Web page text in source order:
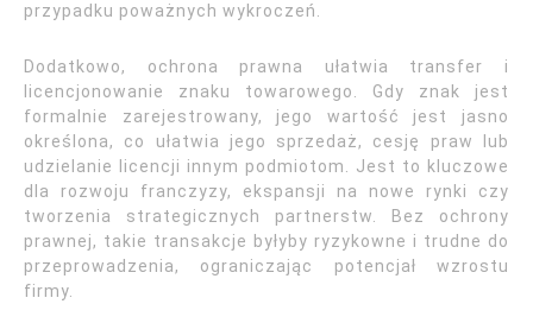
przypadku poważnych wykroczeń.
Dodatkowo, ochrona prawna ułatwia transfer i
licencjonowanie znaku towarowego. Gdy znak jest
formalnie zarejestrowany, jego wartość jest jasno
określona, co ułatwia jego sprzedaż, cesję praw lub
udzielanie licencji innym podmiotom. Jest to kluczowe
dla rozwoju franczyzy, ekspansji na nowe rynki czy
tworzenia strategicznych partnerstw. Bez ochrony
prawnej, takie transakcje byłyby ryzykowne i trudne do
przeprowadzenia, ograniczając potencjał wzrostu
firmy.